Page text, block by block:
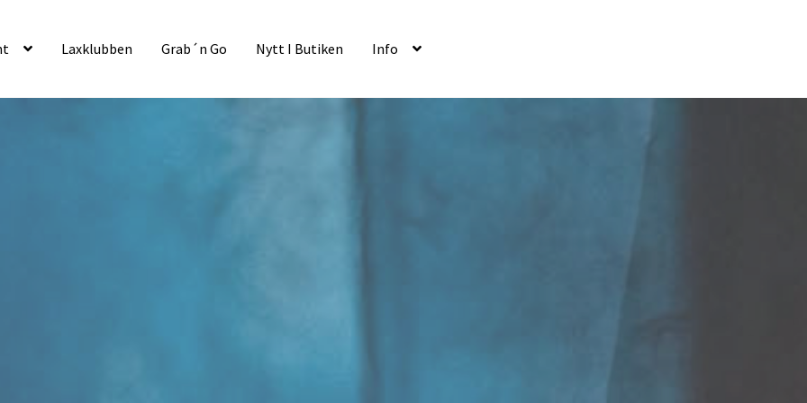
Laxklubben Grab´n Go Nytt I Butiken Info